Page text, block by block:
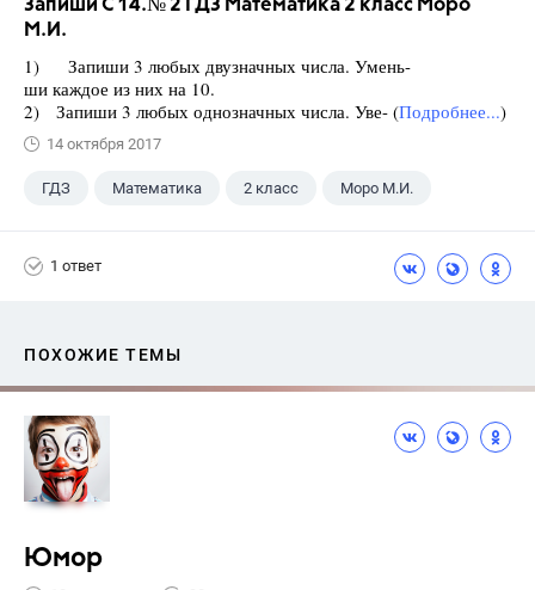
Запиши С 14.№ 2 ГДЗ Математика 2 класс Моро
М.И.
1) Запиши 3 любых двузначных числа. Умень-
ши каждое из них на 10.
2) Запиши 3 любых однозначных числа. Уве- (Подробнее...)
14 октября 2017
ГДЗ Математика 2 класс Моро М.И.
1 ответ
ПОХОЖИЕ ТЕМЫ
Юмор